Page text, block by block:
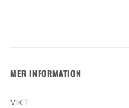
MER INFORMATION
VIKT